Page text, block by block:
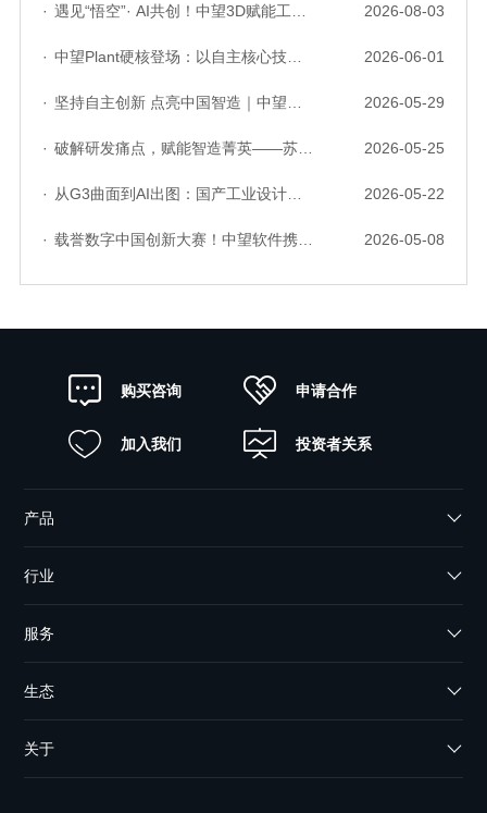
· 遇见“悟空”· AI共创！中望3D赋能工业设计国产化与AI创新升级 2026-08-03
· 中望Plant硬核登场：以自主核心技术，破解流程工业数据一致性与协同困境 2026-06-01
· 坚持自主创新 点亮中国智造｜中望软件亮相第十届中国网络版权保护与发展大会 2026-05-29
· 破解研发痛点，赋能智造菁英——苏州研发菁英 CTO 成长营暨高级人才认证启动会圆满落幕 2026-05-25
· 从G3曲面到AI出图：国产工业设计软件的硬实力到底怎么样了？ 2026-05-22
· 载誉数字中国创新大赛！中望软件携手三家伙伴，斩获信创赛道多项大奖 2026-05-08
购买咨询 申请合作
加入我们 投资者关系
产品
行业
服务
生态
关于